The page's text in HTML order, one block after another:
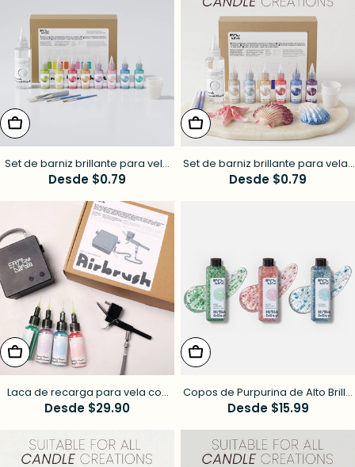
elige opciones
Set de barniz brillante para vela
coloreado - 8 colores florales
Precio
habitual
Desde $0.79
elige opciones
Set de barniz brillante para velas
de colores - 6 colores oceánicos
Precio
Desde $0.79
elige opciones
Laca de recarga para vela con
aerógrafo - Paleta Jardín Pastel
Precio
Desde $29.90
elige opciones
Copos de Purpurina de Alto Brillo
- Colección de Primavera
Precio
habitual
Desde $15.99